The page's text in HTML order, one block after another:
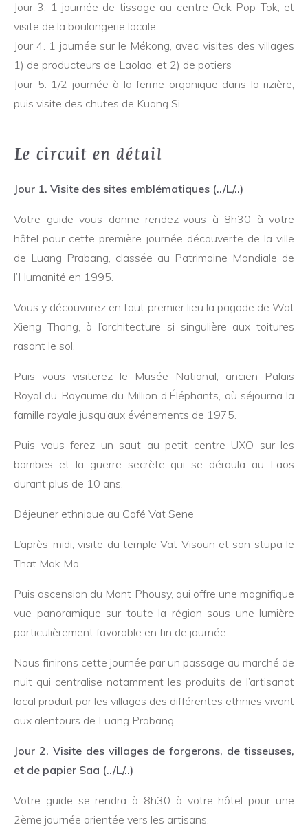
Jour 3. 1 journée de tissage au centre Ock Pop Tok, et
visite de la boulangerie locale
Jour 4. 1 journée sur le Mékong, avec visites des villages
1) de producteurs de Laolao, et 2) de potiers
Jour 5. 1/2 journée à la ferme organique dans la rizière,
puis visite des chutes de Kuang Si
Le circuit en détail
Jour 1. Visite des sites emblématiques (../L/..)
Votre guide vous donne rendez-vous à 8h30 à votre
hôtel pour cette première journée découverte de la ville
de Luang Prabang, classée au Patrimoine Mondiale de
l’Humanité en 1995.
Vous y découvrirez en tout premier lieu la pagode de Wat
Xieng Thong, à l’architecture si singulière aux toitures
rasant le sol.
Puis vous visiterez le Musée National, ancien Palais
Royal du Royaume du Million d’Éléphants, où séjourna la
famille royale jusqu’aux événements de 1975.
Puis vous ferez un saut au petit centre UXO sur les
bombes et la guerre secrète qui se déroula au Laos
durant plus de 10 ans.
Déjeuner ethnique au Café Vat Sene
L’après-midi, visite du temple Vat Visoun et son stupa le
That Mak Mo
Puis ascension du Mont Phousy, qui offre une magnifique
vue panoramique sur toute la région sous une lumière
particulièrement favorable en fin de journée.
Nous finirons cette journée par un passage au marché de
nuit qui centralise notamment les produits de l’artisanat
local produit par les villages des différentes ethnies vivant
aux alentours de Luang Prabang.
Jour 2. Visite des villages de forgerons, de tisseuses,
et de papier Saa (../L/..)
Votre guide se rendra à 8h30 à votre hôtel pour une
2ème journée orientée vers les artisans.